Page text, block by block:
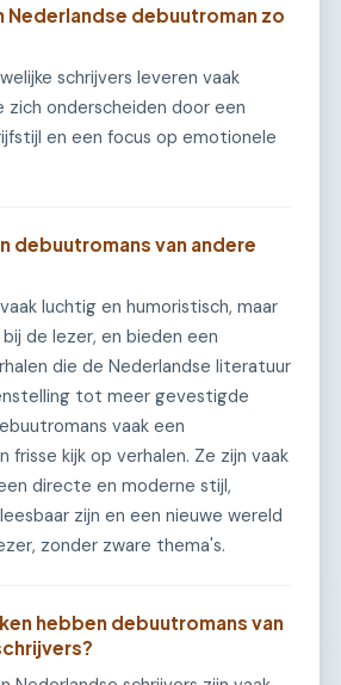
Nederlandse debuutroman zo
schrijvers leveren vaak
zich onderscheiden door een
en een focus op emotionele
debuutromans van andere
luchtig en humoristisch, maar
de lezer, en bieden een
die de Nederlandse literatuur
tot meer gevestigde
vaak een
frisse kijk op verhalen. Ze zijn vaak
directe en moderne stijl,
zijn en een nieuwe wereld
zonder zware thema's.
hebben debuutromans van